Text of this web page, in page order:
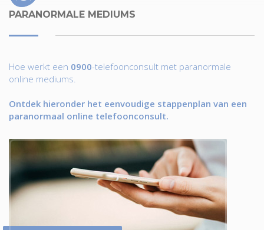
PARANORMALE MEDIUMS
Hoe werkt een 0900-telefoonconsult met paranormale
online mediums.
Ontdek hieronder het eenvoudige stappenplan van een
paranormaal online telefoonconsult.